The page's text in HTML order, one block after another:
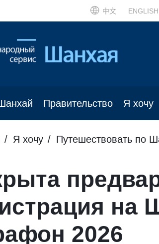
中文 ENGLISH
Правительство Я хочу
Я хочу Путешествовать по
на
2026